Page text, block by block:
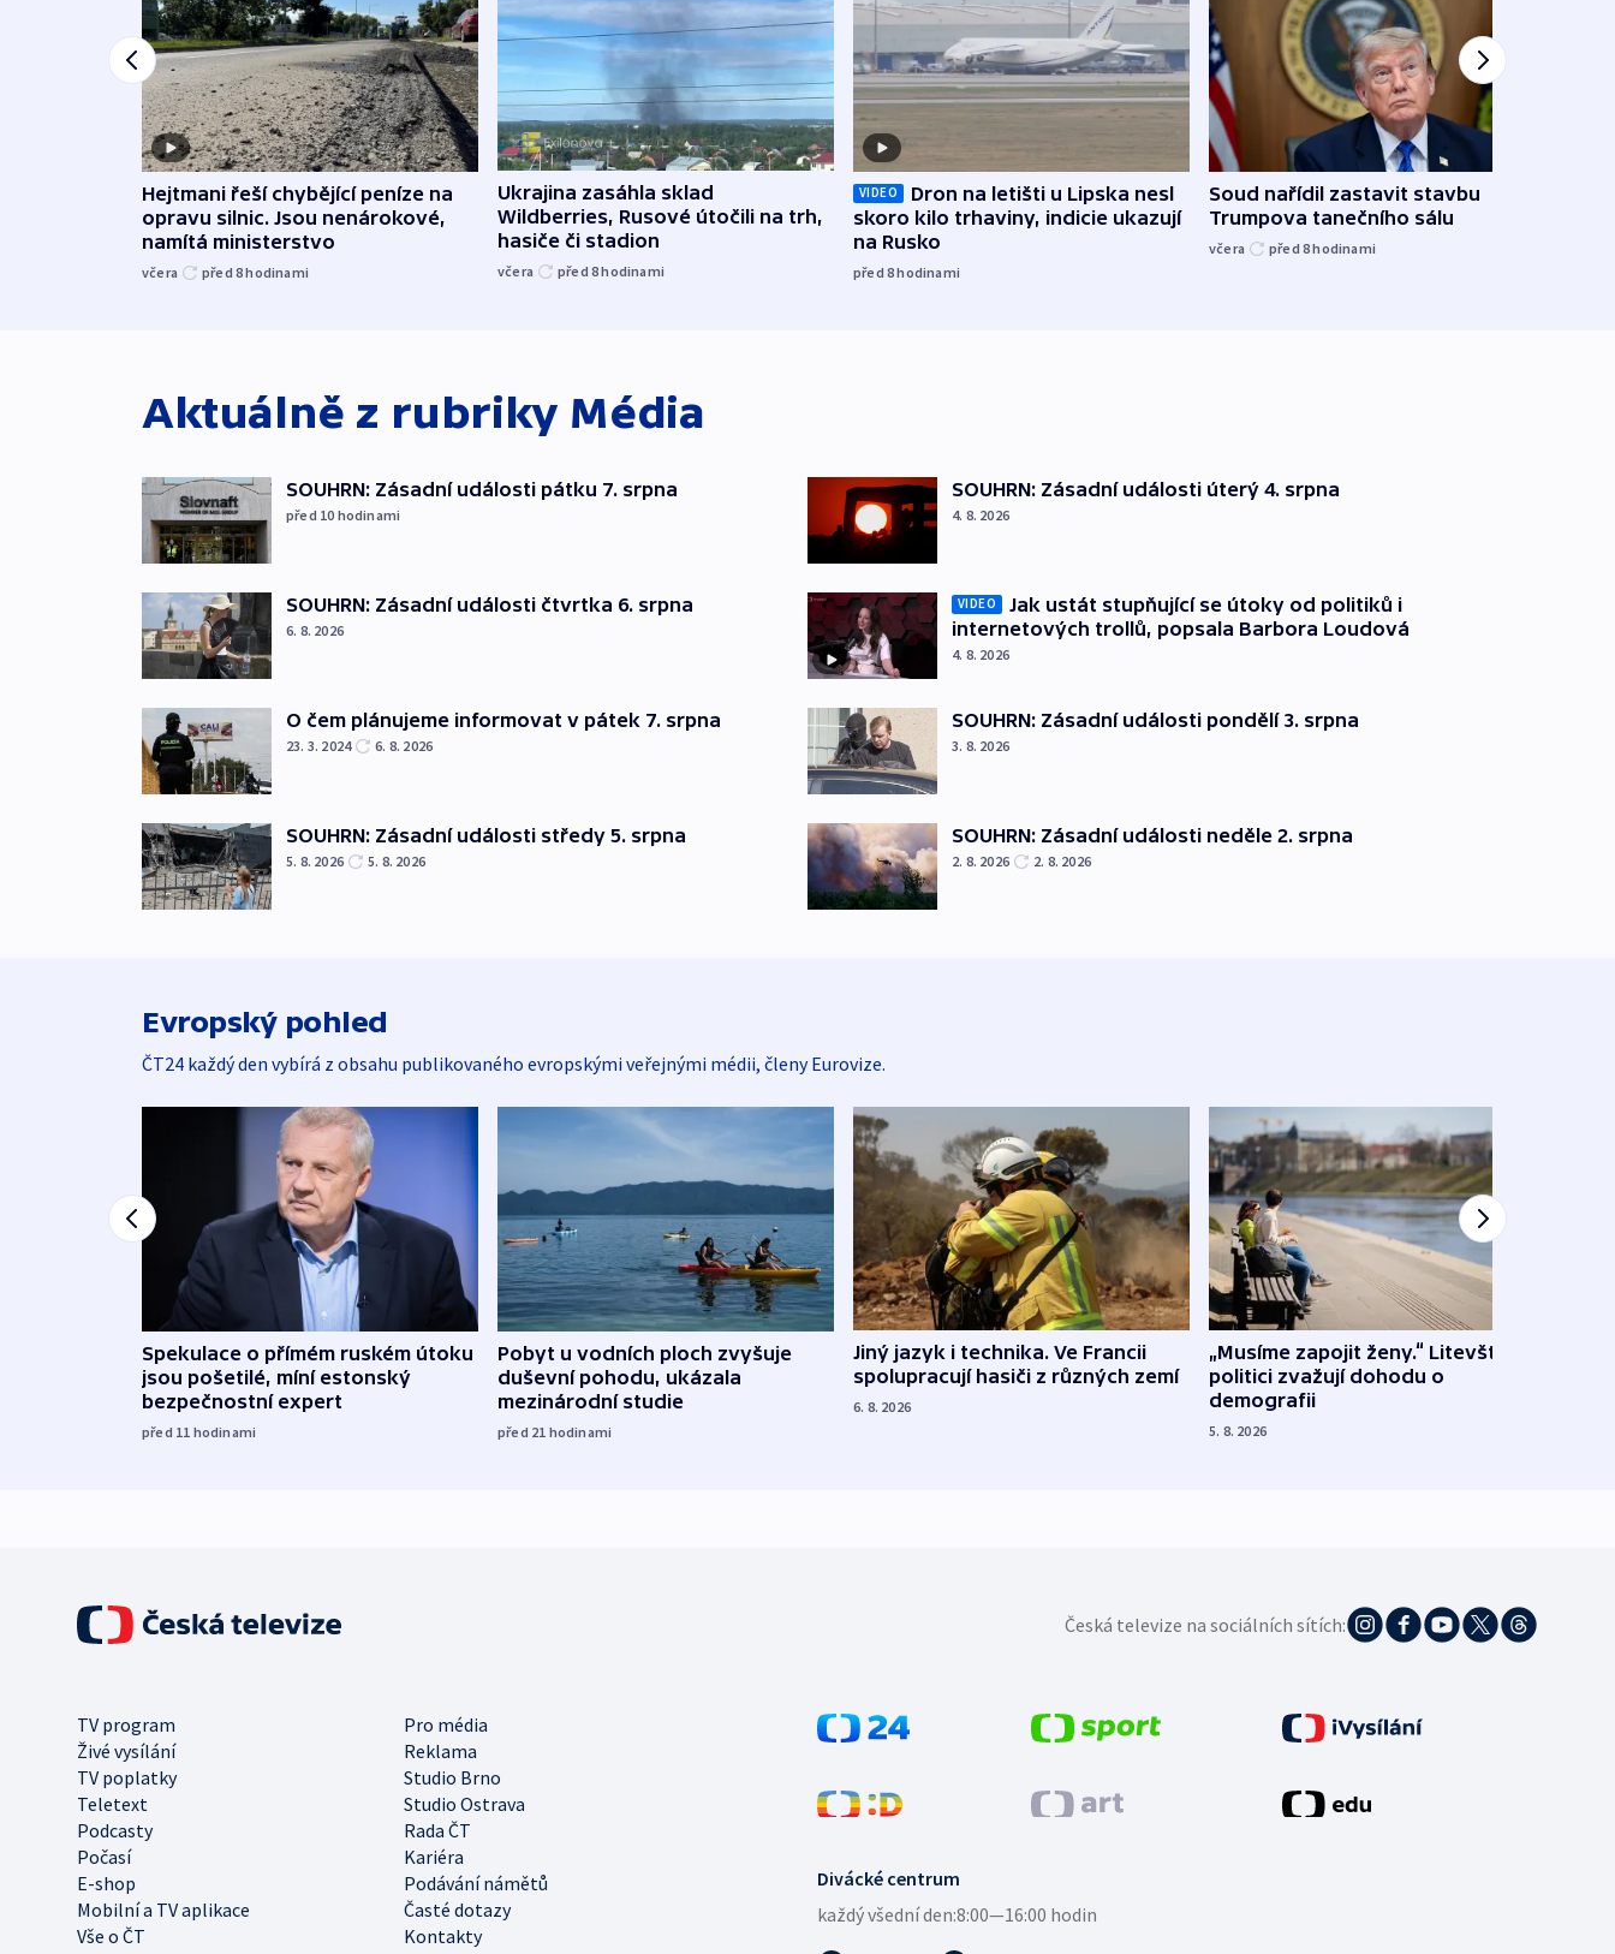
Hejtmani řeší chybějící peníze na
opravu silnic. Jsou nenárokové,
namítá ministerstvo
včera před 8hodinami
Ukrajina zasáhla sklad
Wildberries, Rusové útočili na trh,
hasiče či stadion
včera před 8hodinami
VIDEO
Dron na letišti u Lipska nesl
skoro kilo trhaviny, indicie ukazují
na Rusko
před 8hodinami
Soud nařídil zastavit stavbu
Trumpova tanečního sálu
včera před 8hodinami
Aktuálně z rubriky Média
SOUHRN: Zásadní události pátku 7. srpna
před 10 hodinami
SOUHRN: Zásadní události čtvrtka 6. srpna
6. 8. 2026
O čem plánujeme informovat v pátek 7. srpna
23. 3. 2024 6. 8. 2026
SOUHRN: Zásadní události středy 5. srpna
5. 8. 2026 5. 8. 2026
SOUHRN: Zásadní události úterý 4. srpna
4. 8. 2026
VIDEO
Jak ustát stupňující se útoky od politiků i
internetových trollů, popsala Barbora Loudová
4. 8. 2026
SOUHRN: Zásadní události pondělí 3. srpna
3. 8. 2026
SOUHRN: Zásadní události neděle 2. srpna
2. 8. 2026 2. 8. 2026
Evropský pohled
ČT24 každý den vybírá z obsahu publikovaného evropskými veřejnými médii, členy Eurovize.
Spekulace o přímém ruském útoku
jsou pošetilé, míní estonský
bezpečnostní expert
před 11 hodinami
Pobyt u vodních ploch zvyšuje
duševní pohodu, ukázala
mezinárodní studie
před 21 hodinami
Jiný jazyk i technika. Ve Francii
spolupracují hasiči z různých zemí
6. 8. 2026
„Musíme zapojit ženy.“ Litevští
politici zvažují dohodu o
demografii
5. 8. 2026
Česká televize na sociálních sítích:
TV program
Pro média
Živé vysílání
Reklama
TV poplatky
Studio Brno
Teletext
Studio Ostrava
Podcasty
Rada ČT
Počasí
Kariéra
E-shop
Podávání námětů
Mobilní a TV aplikace
Časté dotazy
Vše o ČT
Kontakty
Divácké centrum
každý všední den:8:00—16:00 hodin